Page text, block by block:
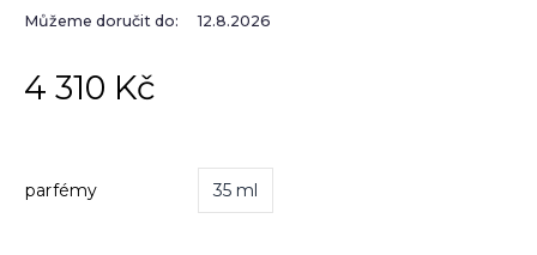
parfémy 35 ml
4 310 Kč
Můžeme doručit do: 12.8.2026